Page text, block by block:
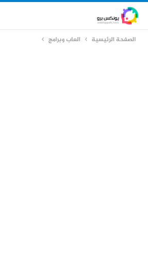
الصفحة الرئيسية العاب وبرامج